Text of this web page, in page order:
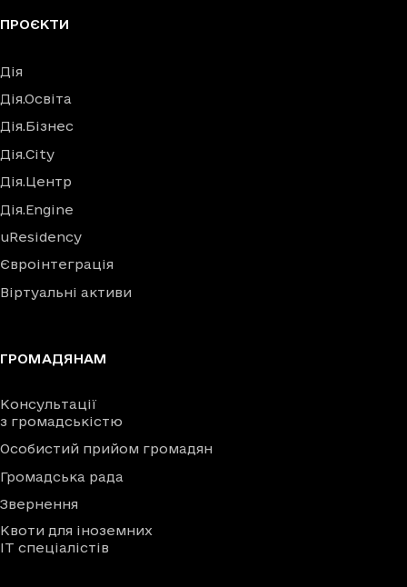
ПРОЄКТИ
Дія
Дія.Освіта
Дія.Бізнес
Дія.City
Дія.Центр
Дія.Engine
uResidency
Євроінтеграція
Віртуальні активи
ГРОМАДЯНАМ
Консультації
з громадськістю
Особистий прийом громадян
Громадська рада
Звернення
Квоти для іноземних
IT спеціалістів